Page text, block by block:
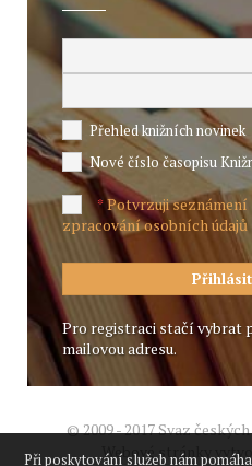
Přehled knižních novinek
Nové číslo časopisu
*Potvrzuji seznámení
zpracování osobních údajů
Pro registraci stačí vybrat
mailovou adresu.
© 2009 - 2017 Svaz
Webové stránky
Při poskytování služeb nám